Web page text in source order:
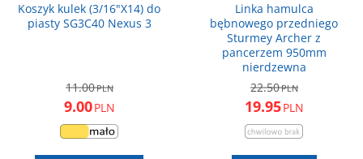
Koszyk kulek (3/16"X14) do
piasty SG3C40 Nexus 3
11.00PLN
9.00PLN
Linka hamulca
bębnowego przedniego
Sturmey Archer z
pancerzem 950mm
nierdzewna
22.50PLN
19.95PLN